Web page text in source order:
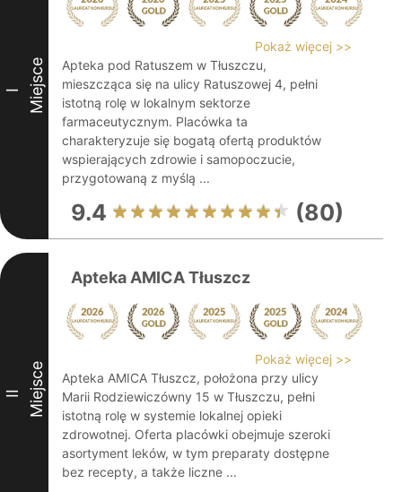
I Miejsce
Pokaż więcej >>
Apteka pod Ratuszem w Tłuszczu,
mieszcząca się na ulicy Ratuszowej 4, pełni
istotną rolę w lokalnym sektorze
farmaceutycznym. Placówka ta
charakteryzuje się bogatą ofertą produktów
wspierających zdrowie i samopoczucie,
przygotowaną z myślą ...
9.4 (80)
II Miejsce
Apteka AMICA Tłuszcz
Pokaż więcej >>
Apteka AMICA Tłuszcz, położona przy ulicy
Marii Rodziewiczówny 15 w Tłuszczu, pełni
istotną rolę w systemie lokalnej opieki
zdrowotnej. Oferta placówki obejmuje szeroki
asortyment leków, w tym preparaty dostępne
bez recepty, a także liczne ...